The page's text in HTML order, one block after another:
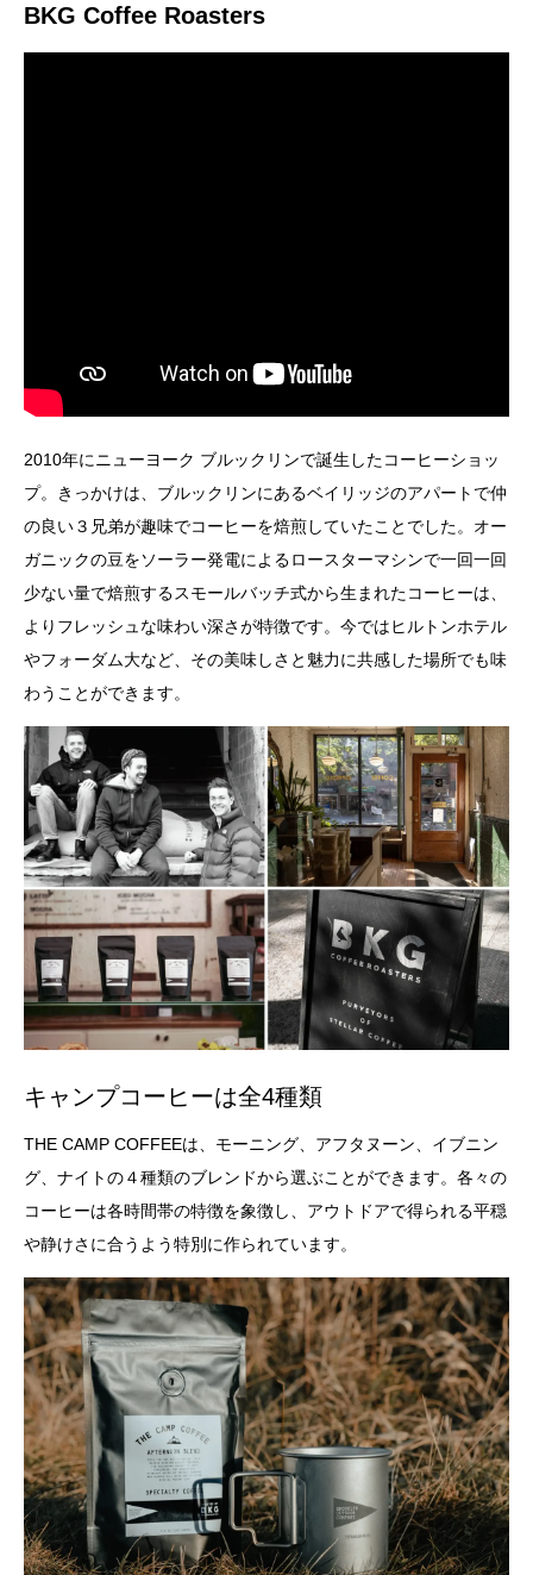
BKG Coffee Roasters
2010年にニューヨーク ブルックリンで誕生したコーヒーショッ
プ。きっかけは、ブルックリンにあるベイリッジのアパートで仲
の良い３兄弟が趣味でコーヒーを焙煎していたことでした。オー
ガニックの豆をソーラー発電によるロースターマシンで一回一回
少ない量で焙煎するスモールバッチ式から生まれたコーヒーは、
よりフレッシュな味わい深さが特徴です。今ではヒルトンホテル
やフォーダム大など、その美味しさと魅力に共感した場所でも味
わうことができます。
キャンプコーヒーは全4種類
THE CAMP COFFEEは、モーニング、アフタヌーン、イブニン
グ、ナイトの４種類のブレンドから選ぶことができます。各々の
コーヒーは各時間帯の特徴を象徴し、アウトドアで得られる平穏
や静けさに合うよう特別に作られています。